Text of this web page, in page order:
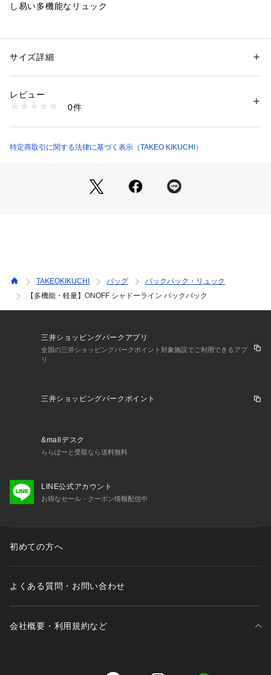
し易い多機能なリュック
た多機能リュック。
ジャケット、スーツスタイルから休日のカジュアルスタイルま
で、コーディネートの汎用性が広がるバッグパックです。
広がるポケット
■内装に細かなガジェットが収納できるメッシュポケット付き
■大事な財布などをしまえるネオプレ素材の下段ポケット
※ポケット数：外側×4 内側×3
※A4ファイル収納可
こちらはWEBと一部店舗限定展開の商品になります。
若干製品と画像のカラーが異なる場合もございます。
性別：メンズ
素材：ポリエステル
商品番号：
G87-01337 （ショップ）
サイズ詳細
レビュー
0件
特定商取引に関する法律に基づく表示（TAKEO KIKUCHI）
TAKEOKIKUCHI バッグ
バックパック・リュック
【多機能・軽量】ONOFF シャドーライン バックパック
三井ショッピングパークアプリ
全国の三井ショッピングパークポイント対象施設でご利用できるアプ
リ
三井ショッピングパークポイント
&mallデスク
ららぽーと受取なら送料無料
LINE公式アカウント
お得なセール・クーポン情報配信中
初めての方へ
よくある質問・お問い合わせ
会社概要・利用規約など